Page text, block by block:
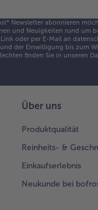
Newsletter abonnieren
und Neuigkeiten rund um
oder per E-Mail an
der Einwilligung bis zum
finden Sie in unseren
Über uns
Produktqualität
Reinheits- &
Einkaufserlebnis
Neukunde bei